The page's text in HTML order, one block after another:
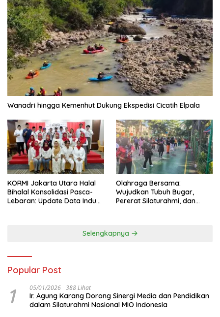
Wanadri hingga Kemenhut Dukung Ekspedisi Cicatih Elpala
KORMI Jakarta Utara Halal
Bihalal Konsolidasi Pasca-
Lebaran: Update Data Induk
Olahraga Bersama:
Wujudkan Tubuh Bugar,
Pererat Silaturahmi, dan
Selengkapnya
Popular Post
1 05/01/2026 388 Lihat
Ir. Agung Karang Dorong Sinergi Media dan Pendidikan
dalam Silaturahmi Nasional MIO Indonesia